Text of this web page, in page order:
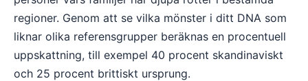
regioner. Genom att se vilka mönster i ditt DNA som
liknar olika referensgrupper beräknas en procentuell
uppskattning, till exempel 40 procent skandinaviskt
och 25 procent brittiskt ursprung.